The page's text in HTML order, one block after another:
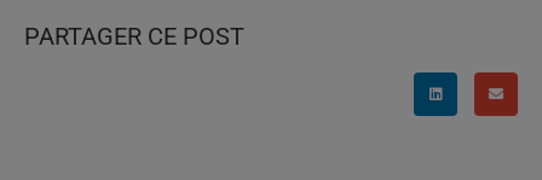
PARTAGER CE POST